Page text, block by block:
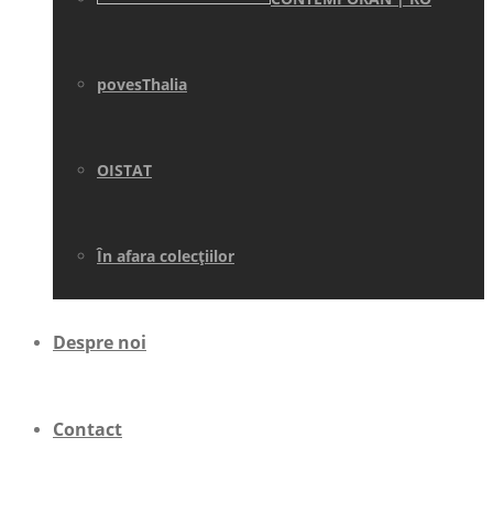
povesThalia
OISTAT
În afara colecţiilor
Despre noi
Contact